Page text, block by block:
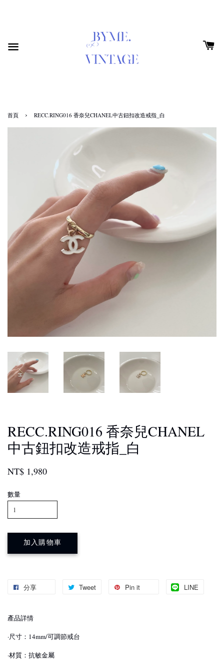
首頁 › RECC.RING016 香奈兒CHANEL中古鈕扣改造戒指_白
RECC.RING016 香奈兒CHANEL
中古鈕扣改造戒指_白
NT$ 1,980
數量
加入購物車
分享 Tweet Pin it LINE
產品詳情
·尺寸：14mm/可調節戒台
·材質：抗敏金屬